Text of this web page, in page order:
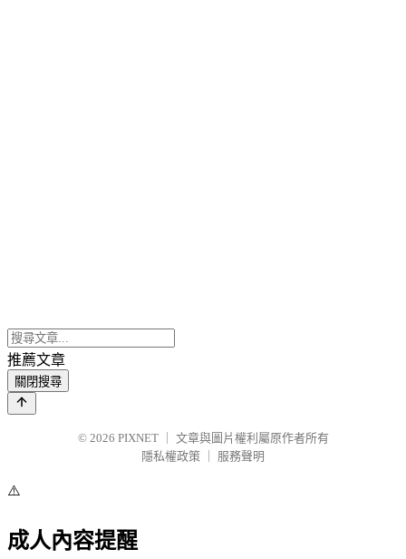
推薦文章
關閉搜尋
© 2026 PIXNET
文章與圖片權利屬原作者所有
隱私權政策
服務聲明
⚠️
成人內容提醒